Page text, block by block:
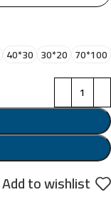
100*70
20*30
30*40
Add to wishlist